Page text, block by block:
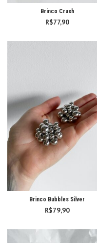
Brinco Crush
R$77,90
Brinco Bubbles Silver
R$79,90